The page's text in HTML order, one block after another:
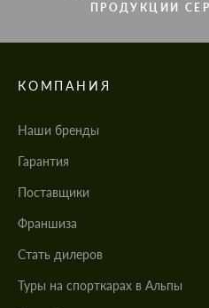
ПРОДУКЦИИ
КОМПАНИЯ
Наши бренды
Гарантия
Поставщики
Франшиза
Стать дилеров
Туры на спорткарах в Альпы